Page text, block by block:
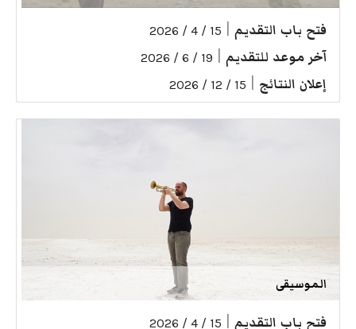
فتح باب التقديم 15 / 4 / 2026
آخر موعد للتقديم 19 / 6 / 2026
إعلان النتائج 15 / 12 / 2026
الموسيقى
فتح باب التقديم 15 / 4 / 2026